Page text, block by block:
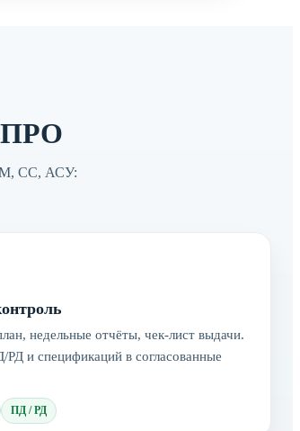
ПРО
СС, АСУ:
недельные отчёты, чек-лист выдачи.
и спецификаций в согласованные
ПД / РД